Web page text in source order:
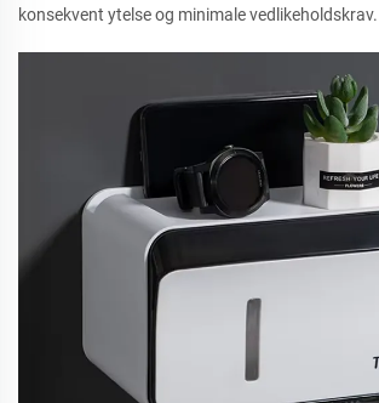
konsekvent ytelse og minimale vedlikeholdskrav.